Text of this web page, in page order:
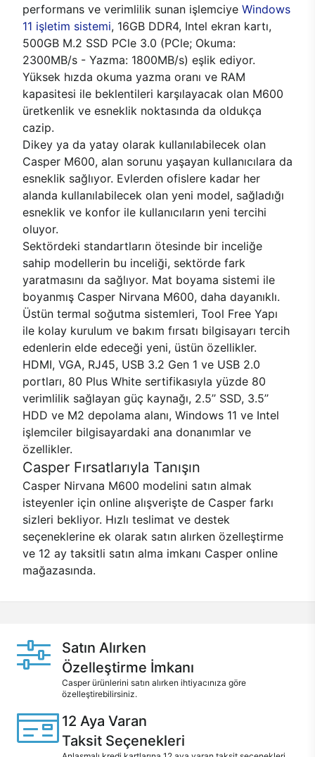
performans ve verimlilik sunan işlemciye Windows
11 işletim sistemi, 16GB DDR4, Intel ekran kartı,
500GB M.2 SSD PCle 3.0 (PCle; Okuma:
2300MB/s - Yazma: 1800MB/s) eşlik ediyor.
Yüksek hızda okuma yazma oranı ve RAM
kapasitesi ile beklentileri karşılayacak olan M600
üretkenlik ve esneklik noktasında da oldukça
cazip.
Dikey ya da yatay olarak kullanılabilecek olan
Casper M600, alan sorunu yaşayan kullanıcılara da
esneklik sağlıyor. Evlerden ofislere kadar her
alanda kullanılabilecek olan yeni model, sağladığı
esneklik ve konfor ile kullanıcıların yeni tercihi
oluyor.
Sektördeki standartların ötesinde bir inceliğe
sahip modellerin bu inceliği, sektörde fark
yaratmasını da sağlıyor. Mat boyama sistemi ile
boyanmış Casper Nirvana M600, daha dayanıklı.
Üstün termal soğutma sistemleri, Tool Free Yapı
ile kolay kurulum ve bakım fırsatı bilgisayarı tercih
edenlerin elde edeceği yeni, üstün özellikler.
HDMI, VGA, RJ45, USB 3.2 Gen 1 ve USB 2.0
portları, 80 Plus White sertifikasıyla yüzde 80
verimlilik sağlayan güç kaynağı, 2.5’’ SSD, 3.5’’
HDD ve M2 depolama alanı, Windows 11 ve Intel
işlemciler bilgisayardaki ana donanımlar ve
özellikler.
Casper Fırsatlarıyla Tanışın
Casper Nirvana M600 modelini satın almak
isteyenler için online alışverişte de Casper farkı
sizleri bekliyor. Hızlı teslimat ve destek
seçeneklerine ek olarak satın alırken özelleştirme
ve 12 ay taksitli satın alma imkanı Casper online
mağazasında.
Satın Alırken
Özelleştirme İmkanı
Casper ürünlerini satın alırken ihtiyacınıza göre
özelleştirebilirsiniz.
12 Aya Varan
Taksit Seçenekleri